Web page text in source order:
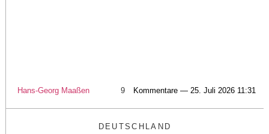
Hans-Georg Maaßen 9 Kommentare — 25. Juli 2026 11:31
DEUTSCHLAND